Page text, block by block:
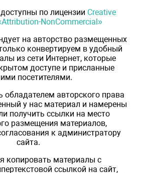
по лицензии Creative
NonCommercial»
на авторство размещенных
конвертируем в удобный
из сети Интернет, которые
доступе и присланные
посетителями.
обладателем авторского права
у нас материал и намерены
получить ссылки на место
размещения материалов,
к администратору
сайта.
копировать материалы с
ссылкой на сайт,